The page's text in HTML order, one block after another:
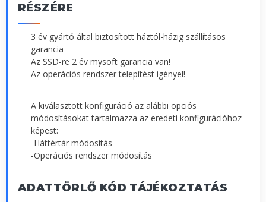
RÉSZÉRE
3 év gyártó által biztosított háztól-házig szállításos
garancia
Az SSD-re 2 év mysoft garancia van!
Az operációs rendszer telepítést igényel!
A kiválasztott konfiguráció az alábbi opciós
módosításokat tartalmazza az eredeti konfigurációhoz
képest:
-Háttértár módosítás
-Operációs rendszer módosítás
ADATTÖRLŐ KÓD TÁJÉKOZTATÁS